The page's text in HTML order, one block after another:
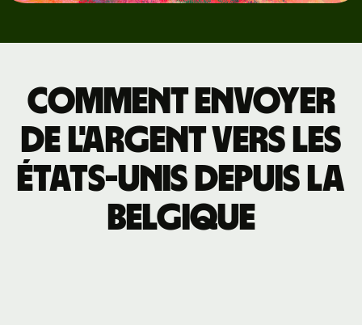
Comment envoyer
de l'argent vers les
États-Unis depuis la
Belgique